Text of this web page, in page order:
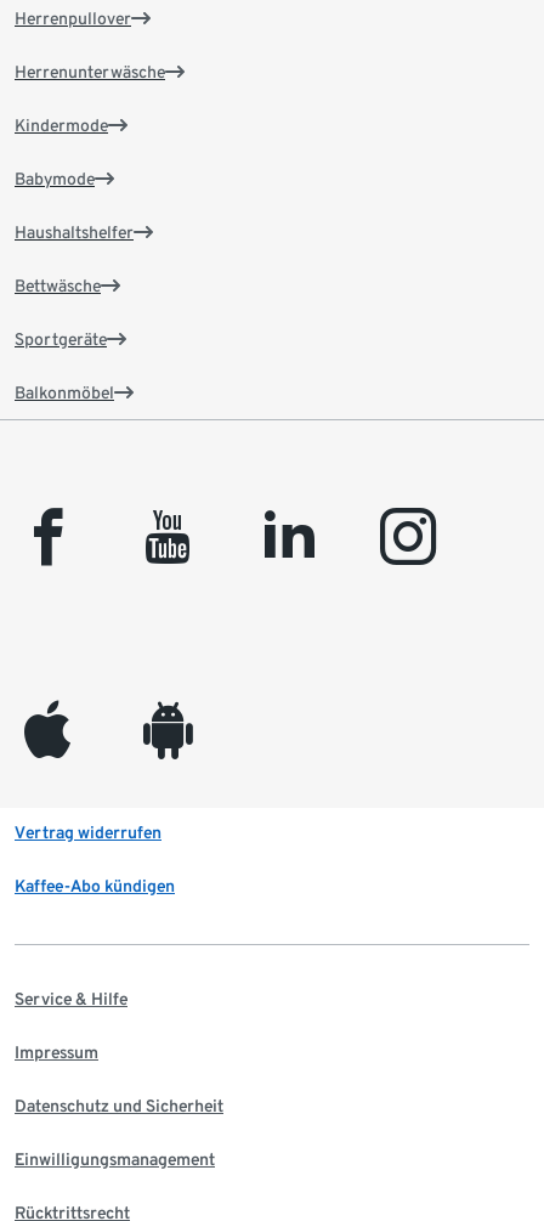
Herrenpullover
Herrenunterwäsche
Kindermode
Babymode
Haushaltshelfer
Bettwäsche
Sportgeräte
Balkonmöbel
facebook youtube linkedin instagram
appleinc android
Vertrag widerrufen
Kaffee-Abo kündigen
Service & Hilfe
Impressum
Datenschutz und Sicherheit
Einwilligungsmanagement
Rücktrittsrecht